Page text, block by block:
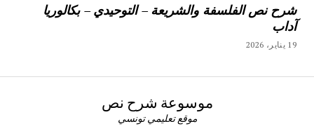
شرح نص الفلسفة والشريعة – التوحيدي – بكالوريا
آداب
19 يناير، 2026
موسوعة شرح نص
موقع تعليمي تونسي